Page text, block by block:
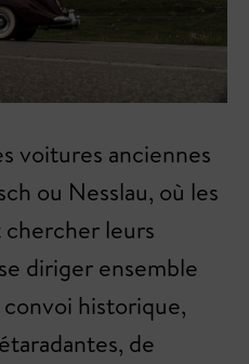
voitures anciennes
ou Nesslau, où les
leurs
diriger ensemble
convoi historique,
de